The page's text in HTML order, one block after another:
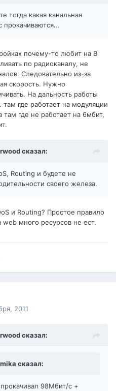
тогда какая канальная
прокачиваются...
почему-то любит на B
по радиоканалу, не
Следовательно из-за
скорость. Нужно
На дальность работы
там где работает на модуляции
где не работает на 6мбит,
сказал:
Routing и будете не
своего железа.
и Routing? Простое правило
много ресурсов не ест.
2011
сказал:
сказал:
98Мбит/с +